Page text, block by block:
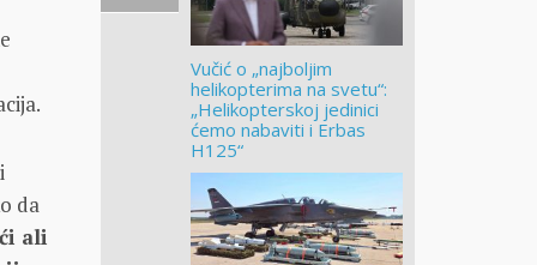
da
ali
Vučić o „najboljim
helikopterima na svetu“:
„Helikopterskoj jedinici
ćemo nabaviti i Erbas
H125“